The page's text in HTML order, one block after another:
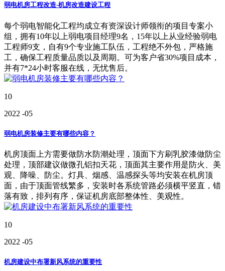
弱电机房工程改造-机房改造建设工程
每个弱电智能化工程均成立有资深设计师领衔的项目专案小
组，拥有10年以上弱电项目经理9名，15年以上从业经验弱电
工程师9支，自有9个专业施工队伍，工程绝不外包，严格施
工，确保工程质量品质以及周期。可为客户省30%项目成本，
并有7*24小时客服在线，无忧售后。
10
2022 -05
弱电机房装修主要有哪些内容？
机房顶面上方需要做防水防潮处理，顶面下方刷乳胶漆做防尘
处理，顶部建议做微孔铝扣天花，顶面其主要作用是防火、美
观、降噪、防尘。灯具、烟感、温感探头等均安装在机房顶
面，由于顶面管线繁多，安装时各系统管路必须横平竖直，错
落有致，排列有序，保证机房底部整体性、美观性。
10
2022 -05
机房建设中布署新风系统的重要性